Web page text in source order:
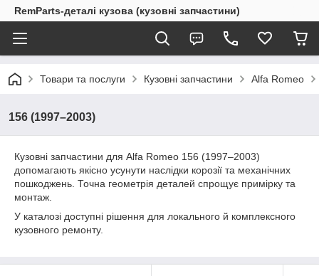
RemParts-деталі кузова (кузовні запчастини)
Товари та послуги Кузовні запчастини Alfa Romeo
156 (1997–2003)
Кузовні запчастини для Alfa Romeo 156 (1997–2003)
допомагають якісно усунути наслідки корозії та механічних
пошкоджень. Точна геометрія деталей спрощує примірку та
монтаж.
У каталозі доступні рішення для локального й комплексного
кузовного ремонту.